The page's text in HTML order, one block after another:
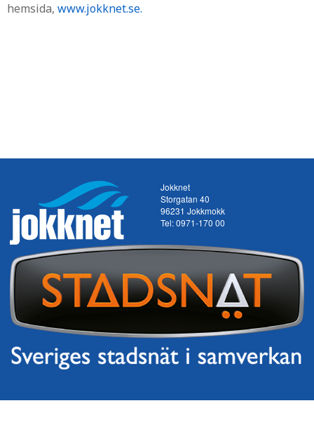
hemsida, www.jokknet.se.
Jokknet
Storgatan 40
96231 Jokkmokk
Tel:0971-170 00